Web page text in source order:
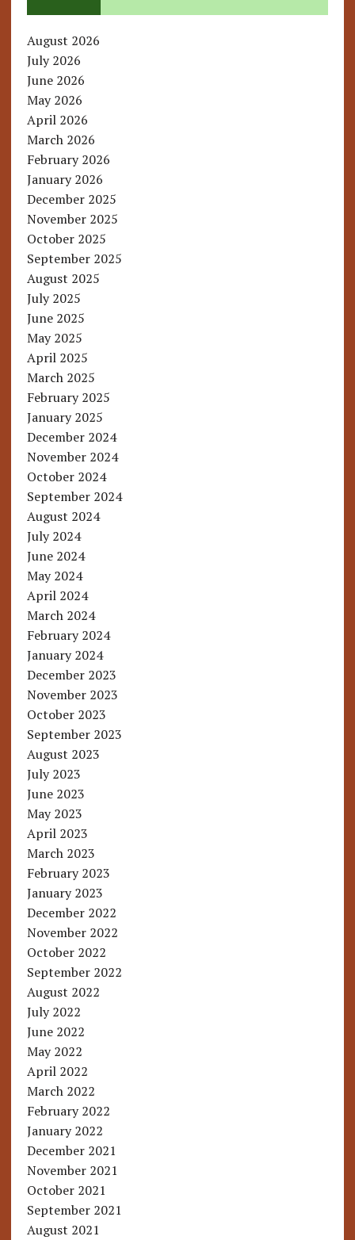
August 2026
July 2026
June 2026
May 2026
April 2026
March 2026
February 2026
January 2026
December 2025
November 2025
October 2025
September 2025
August 2025
July 2025
June 2025
May 2025
April 2025
March 2025
February 2025
January 2025
December 2024
November 2024
October 2024
September 2024
August 2024
July 2024
June 2024
May 2024
April 2024
March 2024
February 2024
January 2024
December 2023
November 2023
October 2023
September 2023
August 2023
July 2023
June 2023
May 2023
April 2023
March 2023
February 2023
January 2023
December 2022
November 2022
October 2022
September 2022
August 2022
July 2022
June 2022
May 2022
April 2022
March 2022
February 2022
January 2022
December 2021
November 2021
October 2021
September 2021
August 2021